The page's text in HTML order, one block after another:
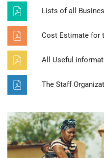
Lists of all
Cost Estimate for
All Useful
The Staff